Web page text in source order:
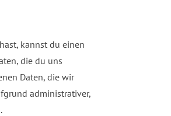
kannst du einen
die du uns
Daten, die wir
administrativer,